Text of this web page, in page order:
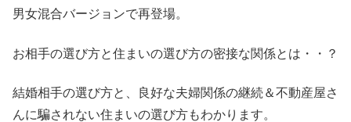
男女混合バージョンで再登場。
お相手の選び方と住まいの選び方の密接な関係とは・・？
結婚相手の選び方と、良好な夫婦関係の継続＆不動産屋さ
んに騙されない住まいの選び方もわかります。